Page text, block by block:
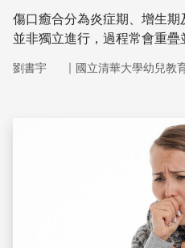
傷口癒合分為炎症期、增生
並非獨立進行，過程常會重
質。受傷了該怎麼辦？如何加
劉書宇 ｜ 國立清華大學幼兒教